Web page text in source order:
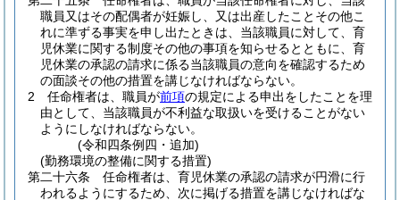
職員又はその配偶者が妊娠し、又は出産したことその他こ
れに準ずる事実を申し出たときは、当該職員に対して、育
児休業に関する制度その他の事項を知らせるとともに、育
児休業の承認の請求に係る当該職員の意向を確認するため
の面談その他の措置を講じなければならない。
2
任命権者は、職員が前項の規定による申出をしたことを理
由として、当該職員が不利益な取扱いを受けることがない
ようにしなければならない。
(令和四条例四・追加)
(勤務環境の整備に関する措置)
第二十六条
任命権者は、育児休業の承認の請求が円滑に行
われるようにするため、次に掲げる措置を講じなければな